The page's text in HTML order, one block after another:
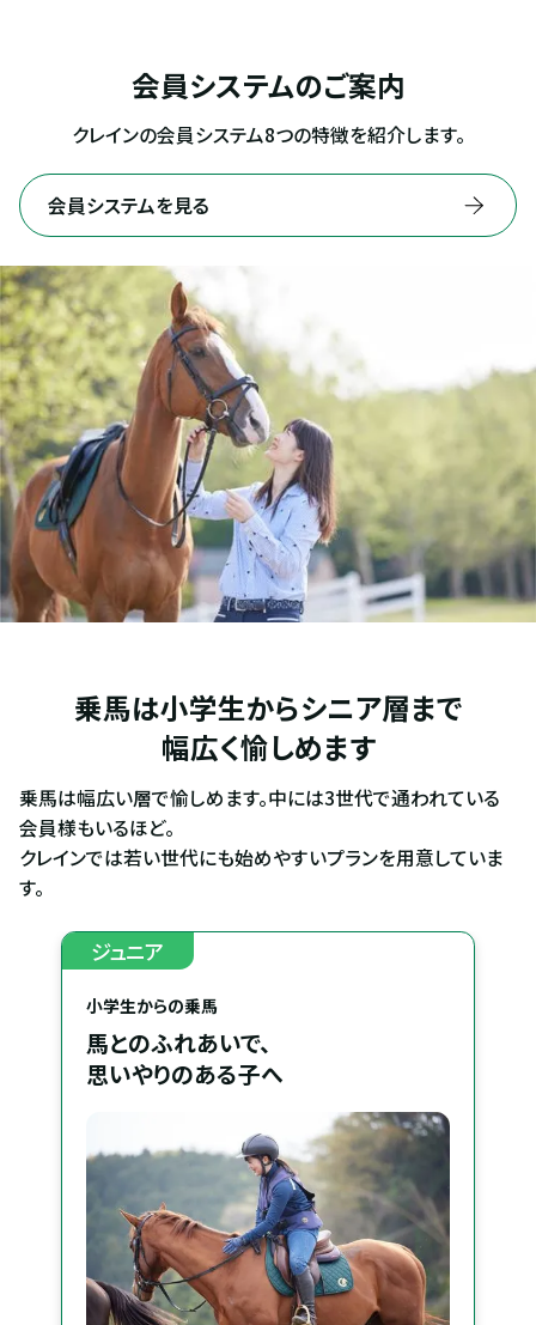
会員システムのご案内
クレインの会員システム8つの特徴を紹介します。
会員システムを見る
乗馬は小学生からシニア層まで
幅広く愉しめます
乗馬は幅広い層で愉しめます。中には3世代で通われている
会員様もいるほど。
クレインでは若い世代にも始めやすいプランを用意していま
す。
ジュニア
小学生からの乗馬
馬とのふれあいで、
思いやりのある子へ